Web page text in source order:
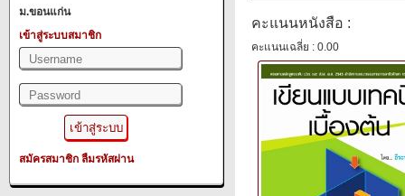
ม.ขอนแก่น
เข้าสู่ระบบสมาชิก
สมัครสมาชิก ลืมรหัสผ่าน
คะแนนหนังสือ :
คะแนนเฉลี่ย : 0.00